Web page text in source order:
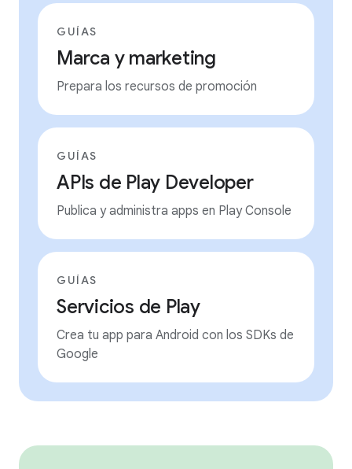
GUÍAS
Marca y marketing
Prepara los recursos de promoción
GUÍAS
APIs de Play Developer
Publica y administra apps en Play Console
GUÍAS
Servicios de Play
Crea tu app para Android con los SDKs de
Google